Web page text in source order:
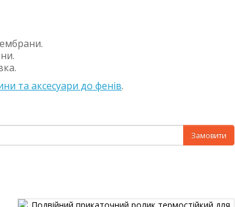
та аксесуари до фенів.
Замовити